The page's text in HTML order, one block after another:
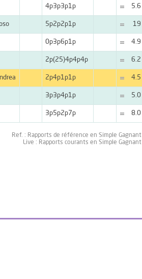
4p3p3p1p 5.6
5p2p2p1p 19
0p3p6p1p 4.9
2p(25)4p4p4p 6.2
2p4p1p1p 4.5
3p3p4p1p 5.0
3p5p2p7p 8.0
Ref. : Rapports de référence en Simple Gagnant
Live : Rapports courants en Simple Gagnant